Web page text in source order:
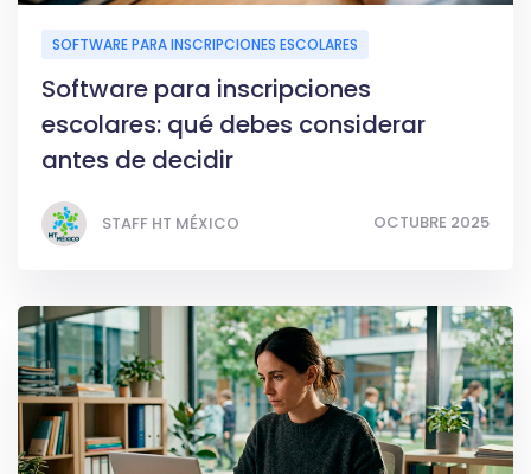
SOFTWARE PARA INSCRIPCIONES ESCOLARES
Software para inscripciones
escolares: qué debes considerar
antes de decidir
STAFF HT MÉXICO OCTUBRE 2025